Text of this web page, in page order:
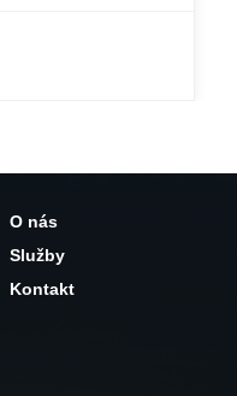
O nás
Služby
Kontakt